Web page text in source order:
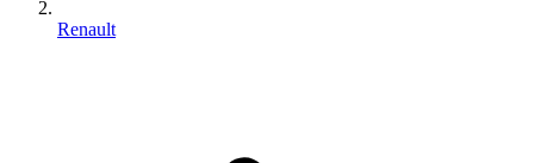
Renault